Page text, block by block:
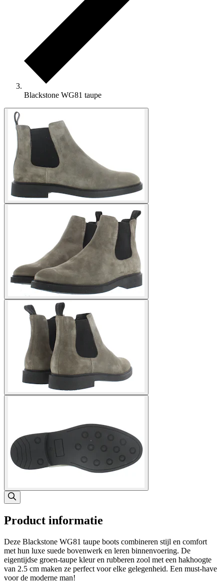
Blackstone WG81 taupe
Product informatie
Deze Blackstone WG81 taupe boots combineren stijl en comfort
met hun luxe suede bovenwerk en leren binnenvoering. De
eigentijdse groen-taupe kleur en rubberen zool met een hakhoogte
van 2.5 cm maken ze perfect voor elke gelegenheid. Een must-have
voor de moderne man!